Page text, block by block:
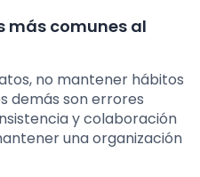
más comunes al
no mantener hábitos
demás son errores
y colaboración
una organización